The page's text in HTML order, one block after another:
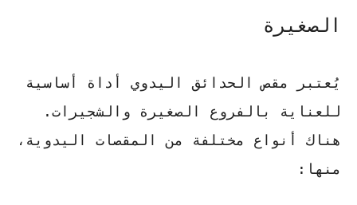
الصغيرة
يُعتبر مقص الحدائق اليدوي أداة أساسية
للعناية بالفروع الصغيرة والشجيرات.
هناك أنواع مختلفة من المقصات اليدوية،
منها: